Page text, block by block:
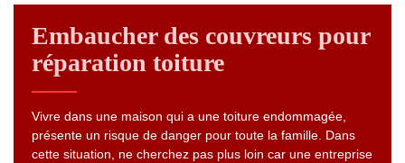
Embaucher des couvreurs pour
réparation toiture
Vivre dans une maison qui a une toiture endommagée,
présente un risque de danger pour toute la famille. Dans
cette situation, ne cherchez pas plus loin car une entreprise